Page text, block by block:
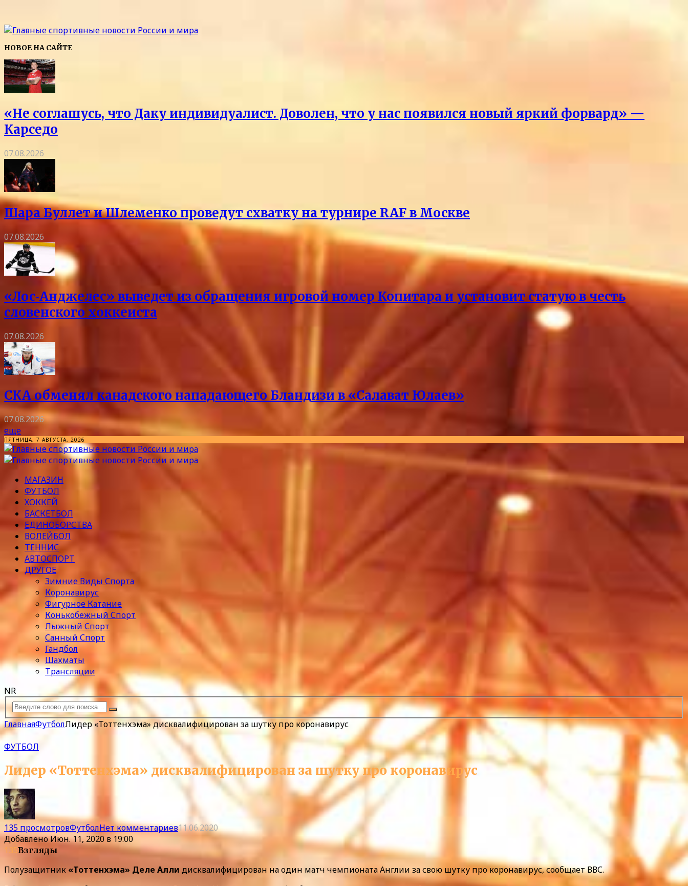
НОВОЕ НА САЙТЕ
«Не соглашусь, что Даку индивидуалист. Доволен, что у нас появился новый яркий форвард» —
Карседо
07.08.2026
Шара Буллет и Шлеменко проведут схватку на турнире RAF в Москве
07.08.2026
«Лос‑Анджелес» выведет из обращения игровой номер Копитара и установит статую в честь
словенского хоккеиста
07.08.2026
СКА обменял канадского нападающего Бландизи в «Салават Юлаев»
07.08.2026
еще
ПЯТНИЦА, 7 АВГУСТА, 2026
МАГАЗИН
ФУТБОЛ
ХОККЕЙ
БАСКЕТБОЛ
ЕДИНОБОРСТВА
ВОЛЕЙБОЛ
ТЕННИС
АВТОСПОРТ
ДРУГОЕ
Зимние Виды Спорта
Коронавирус
Фигурное Катание
Конькобежный Спорт
Лыжный Спорт
Санный Спорт
Гандбол
Шахматы
Трансляции
NR
ГлавнаяФутболЛидер «Тоттенхэма» дисквалифицирован за шутку про коронавирус
ФУТБОЛ
Лидер «Тоттенхэма» дисквалифицирован за шутку про коронавирус
135 просмотровФутболНет комментариев11.06.2020
ДобавленоИюн. 11, 2020 в 19:00
135Взгляды
Полузащитник «Тоттенхэма» Деле Алли дисквалифицирован на один матч чемпионата Англии за свою шутку про коронавирус, сообщает ВВС.